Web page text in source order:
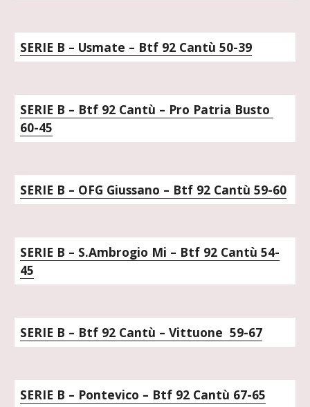
SERIE B – Usmate – Btf 92 Cantù 50-39
SERIE B – Btf 92 Cantù – Pro Patria Busto
60-45
SERIE B – OFG Giussano – Btf 92 Cantù 59-60
SERIE B – S.Ambrogio Mi – Btf 92 Cantù 54-
45
SERIE B – Btf 92 Cantù – Vittuone  59-67
SERIE B – Pontevico – Btf 92 Cantù 67-65